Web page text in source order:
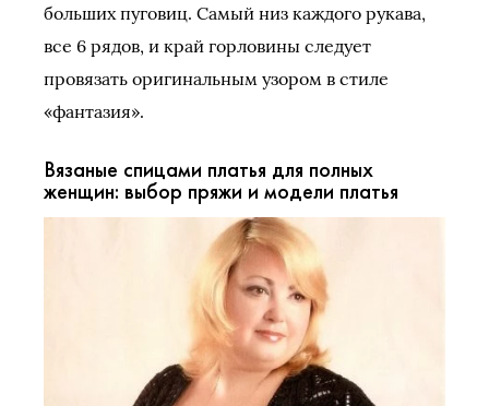
больших пуговиц. Самый низ каждого рукава,
все 6 рядов, и край горловины следует
провязать оригинальным узором в стиле
«фантазия».
Вязаные спицами платья для полных
женщин: выбор пряжи и модели платья